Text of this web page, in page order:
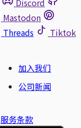
Mastodon
Threads
Tiktok
加入我们
公司新闻
服务条款